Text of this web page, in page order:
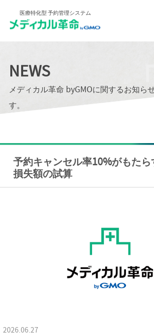
医療特化型 予約管理システム
NEWS
メディカル革命 byGMOに関するお知ら
す。
予約キャンセル率10%がもた
損失額の試算
2026.06.27